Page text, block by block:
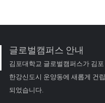
글로벌캠퍼스 안내
김포대학교 글로벌캠퍼스가 김포
한강신도시 운양동에 새롭게 건립
되었습니다.